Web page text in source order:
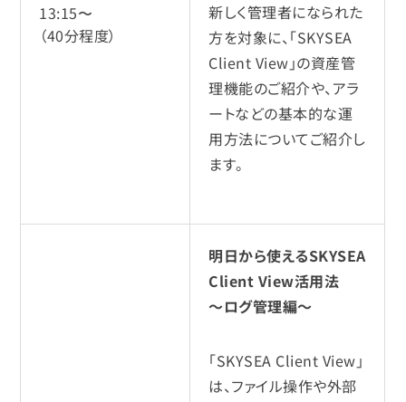
13:15〜
（40分程度）
新しく管理者になられた
方を対象に、「SKYSEA
Client View」の資産管
理機能のご紹介や、アラ
ートなどの基本的な運
用方法についてご紹介し
ます。
明日から使えるSKYSEA
Client View活用法
～ログ管理編～
「SKYSEA Client View」
は、ファイル操作や外部